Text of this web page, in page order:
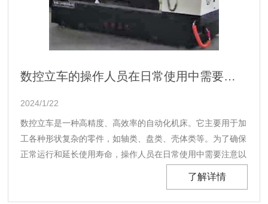
数控立车的操作人员在日常使用中需要注意以下几点
2024/1/22
数控立车是一种高精度、高效率的自动化机床。它主要用于加
工各种形状复杂的零件，如轴类、盘类、壳体类等。为了确保
正常运行和延长使用寿命，操作人员在日常使用中需要注意以
了解详情